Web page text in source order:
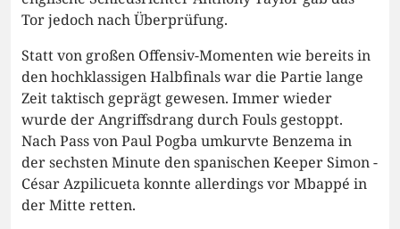
Tor jedoch nach Überprüfung.
Statt von großen Offensiv-Momenten wie bereits in
den hochklassigen Halbfinals war die Partie lange
Zeit taktisch geprägt gewesen. Immer wieder
wurde der Angriffsdrang durch Fouls gestoppt.
Nach Pass von Paul Pogba umkurvte Benzema in
der sechsten Minute den spanischen Keeper Simon -
César Azpilicueta konnte allerdings vor Mbappé in
der Mitte retten.